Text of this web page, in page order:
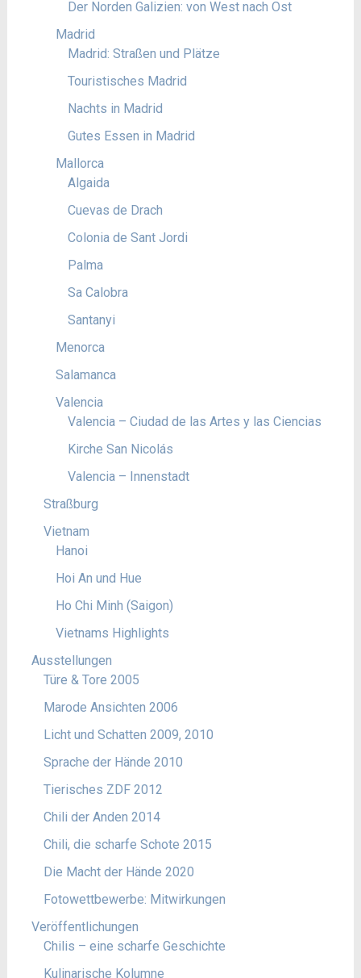
Der Norden Galizien: von West nach Ost
Madrid
Madrid: Straßen und Plätze
Touristisches Madrid
Nachts in Madrid
Gutes Essen in Madrid
Mallorca
Algaida
Cuevas de Drach
Colonia de Sant Jordi
Palma
Sa Calobra
Santanyi
Menorca
Salamanca
Valencia
Valencia – Ciudad de las Artes y las Ciencias
Kirche San Nicolás
Valencia – Innenstadt
Straßburg
Vietnam
Hanoi
Hoi An und Hue
Ho Chi Minh (Saigon)
Vietnams Highlights
Ausstellungen
Türe & Tore 2005
Marode Ansichten 2006
Licht und Schatten 2009, 2010
Sprache der Hände 2010
Tierisches ZDF 2012
Chili der Anden 2014
Chili, die scharfe Schote 2015
Die Macht der Hände 2020
Fotowettbewerbe: Mitwirkungen
Veröffentlichungen
Chilis – eine scharfe Geschichte
Kulinarische Kolumne